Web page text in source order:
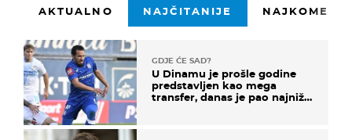
AKTUALNO NAJČITANIJE
GDJE ĆE SAD?
U Dinamu je prošle godine
predstavljen kao mega
transfer, danas je pao najniže